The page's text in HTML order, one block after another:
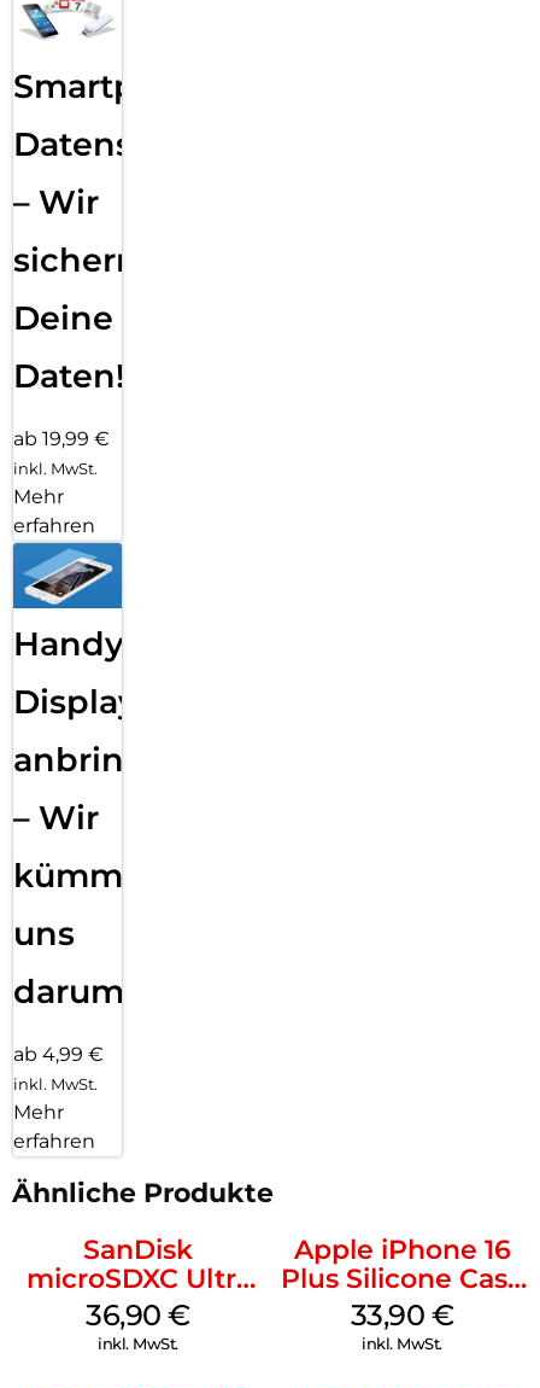
Smartphone
Datensicherung
– Wir
sichern
Deine
Daten!
ab 19,99 €
inkl. MwSt.
Mehr
erfahren
Handy
Displayfolie
anbringen
– Wir
kümmern
uns
darum!
ab 4,99 €
inkl. MwSt.
Mehr
erfahren
Ähnliche Produkte
SanDisk
microSDXC Ultra
128 GB + Adapter
Mobile
36,90€
inkl. MwSt.
Apple iPhone 16
Plus Silicone Case
MagSafe Lake
Green
33,90 €
inkl. MwSt.